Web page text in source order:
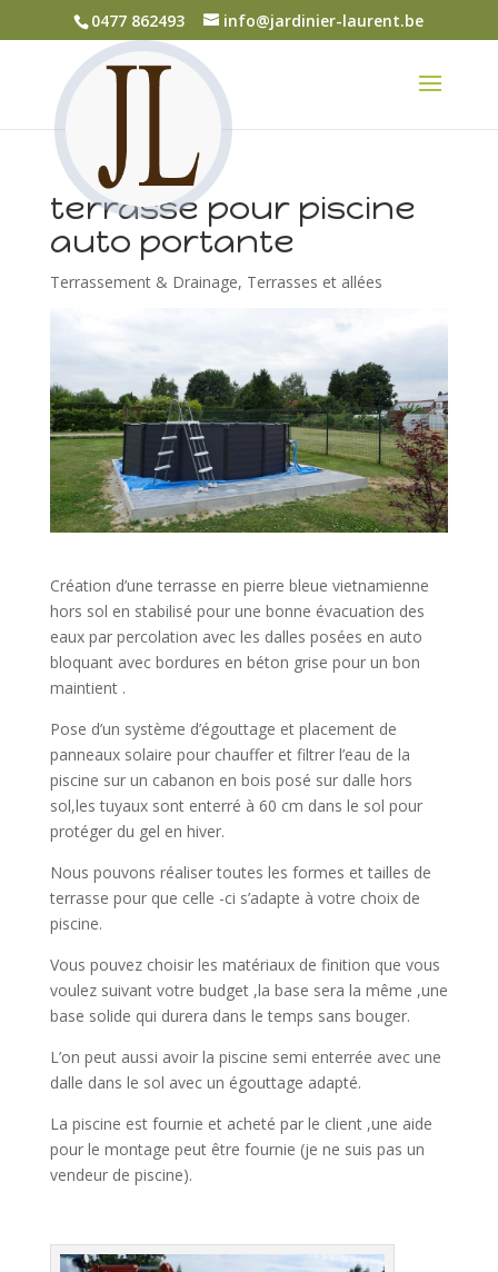
0477 862493 info@jardinier-laurent.be
terrasse pour piscine
auto portante
Terrassement & Drainage, Terrasses et allées
Création d’une terrasse en pierre bleue vietnamienne
hors sol en stabilisé pour une bonne évacuation des
eaux par percolation avec les dalles posées en auto
bloquant avec bordures en béton grise pour un bon
maintient .
Pose d’un système d’égouttage et placement de
panneaux solaire pour chauffer et filtrer l’eau de la
piscine sur un cabanon en bois posé sur dalle hors
sol,les tuyaux sont enterré à 60 cm dans le sol pour
protéger du gel en hiver.
Nous pouvons réaliser toutes les formes et tailles de
terrasse pour que celle -ci s’adapte à votre choix de
piscine.
Vous pouvez choisir les matériaux de finition que vous
voulez suivant votre budget ,la base sera la même ,une
base solide qui durera dans le temps sans bouger.
L’on peut aussi avoir la piscine semi enterrée avec une
dalle dans le sol avec un égouttage adapté.
La piscine est fournie et acheté par le client ,une aide
pour le montage peut être fournie (je ne suis pas un
vendeur de piscine).